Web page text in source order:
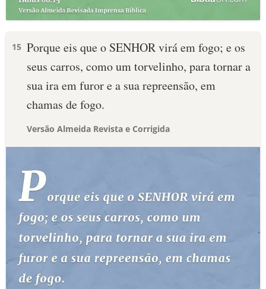
15 Porque eis que o SENHOR virá em fogo; e os
seus carros, como um torvelinho, para tornar a
sua ira em furor e a sua repreensão, em
chamas de fogo.
Versão Almeida Revista e Corrigida